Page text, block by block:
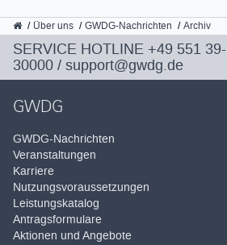
GWDG
Über uns GWDG-Nachrichten Archiv
SERVICE HOTLINE +49 551 39-
30000 / support@gwdg.de
GWDG
GWDG-Nachrichten
Veranstaltungen
Karriere
Nutzungsvoraussetzungen
Leistungskatalog
Antragsformulare
Aktionen und Angebote